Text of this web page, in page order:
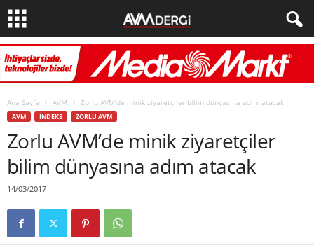
Ana Sayfa AVM Zorlu AVM’de minik ziyaretçiler bilim dünyasına adım atacak
AVM İNDEKS ZORLU AVM
Zorlu AVM’de minik ziyaretçiler
bilim dünyasına adım atacak
14/03/2017